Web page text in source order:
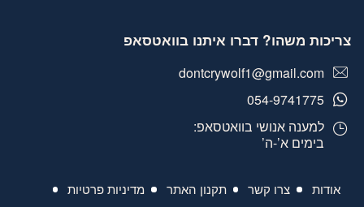
אודות צרו קשר תקנון האתר מדיניות פרטיות
צריכות משהו? דברו איתנו בוואטסאפ
dontcrywolf1@gmail.com
054-9741775
למענה אנושי בוואטסאפ:
בימים א’-ה’